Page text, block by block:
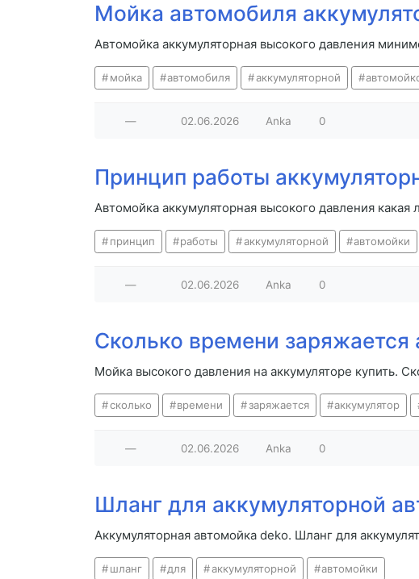
Мойка автомобиля
Автомойка аккумуляторная высокого давления
мойка автомобиля аккумуляторной
— 02.06.2026 Anka 0
Принцип работы
Автомойка аккумуляторная высокого давления
принцип работы аккумуляторной автомойки
— 02.06.2026 Anka 0
Сколько времени заряжается
Мойка высокого давления на аккумуляторе купить.
сколько времени заряжается аккумулятор
— 02.06.2026 Anka 0
Шланг для аккумуляторной
Аккумуляторная автомойка deko. Шланг для
шланг для аккумуляторной автомойки